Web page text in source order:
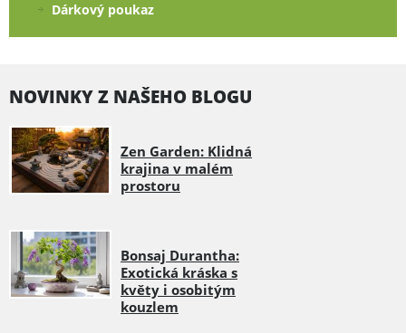
Dárkový poukaz
NOVINKY Z NAŠEHO BLOGU
Zen Garden: Klidná
krajina v malém
prostoru
Bonsaj Durantha:
Exotická kráska s
květy i osobitým
kouzlem